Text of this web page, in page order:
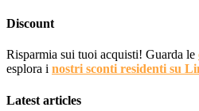
Discount
Risparmia sui tuoi acquisti! Guarda le
esplora i nostri sconti residenti su
Latest articles